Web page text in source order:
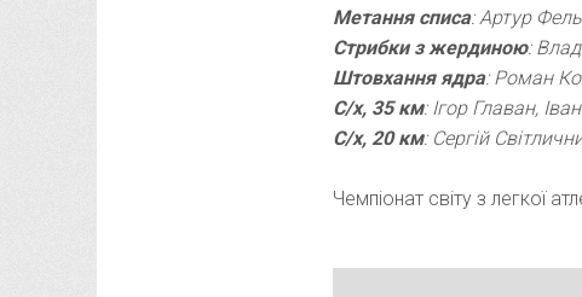
Метання списа: Артур
Стрибки з жердиною:
Штовхання ядра: Роман
С/х, 35 км: Ігор Главан,
С/х, 20 км: Сергій
Чемпіонат світу з легкої